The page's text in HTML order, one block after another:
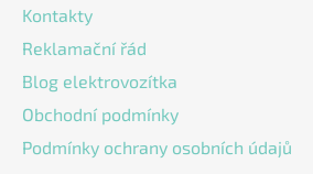
Kontakty
Reklamační řád
Blog elektrovozítka
Obchodní podmínky
Podmínky ochrany osobních údajů